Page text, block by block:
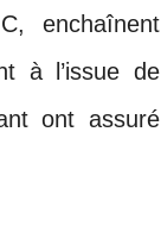
enchaînent
à l’issue de
ont assuré